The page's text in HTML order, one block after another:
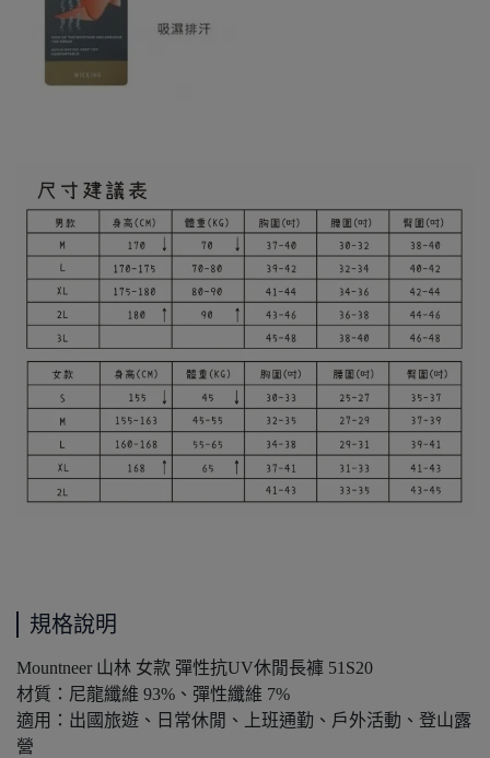
規格說明
Mountneer 山林 女款 彈性抗UV休閒長褲 51S20
材質：尼龍纖維 93%、彈性纖維 7%
適用：出國旅遊、日常休閒、上班通勤、戶外活動、登山露
營